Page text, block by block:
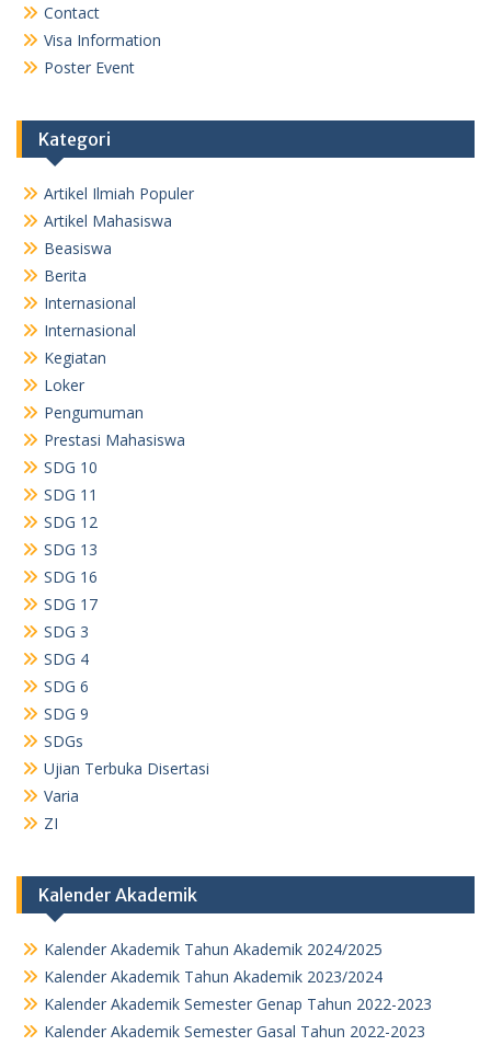
Contact
Visa Information
Poster Event
Kategori
Artikel Ilmiah Populer
Artikel Mahasiswa
Beasiswa
Berita
Internasional
Internasional
Kegiatan
Loker
Pengumuman
Prestasi Mahasiswa
SDG 10
SDG 11
SDG 12
SDG 13
SDG 16
SDG 17
SDG 3
SDG 4
SDG 6
SDG 9
SDGs
Ujian Terbuka Disertasi
Varia
ZI
Kalender Akademik
Kalender Akademik Tahun Akademik 2024/2025
Kalender Akademik Tahun Akademik 2023/2024
Kalender Akademik Semester Genap Tahun 2022-2023
Kalender Akademik Semester Gasal Tahun 2022-2023